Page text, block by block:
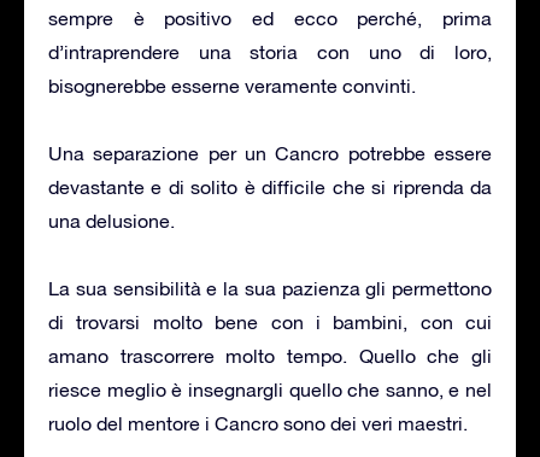
sempre è positivo ed ecco perché, prima
d’intraprendere una storia con uno di loro,
bisognerebbe esserne veramente convinti.
Una separazione per un Cancro potrebbe essere
devastante e di solito è difficile che si riprenda da
una delusione.
La sua sensibilità e la sua pazienza gli permettono
di trovarsi molto bene con i bambini, con cui
amano trascorrere molto tempo. Quello che gli
riesce meglio è insegnargli quello che sanno, e nel
ruolo del mentore i Cancro sono dei veri maestri.